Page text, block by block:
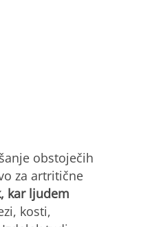
obstoječih
za artritične
kar ljudem
kosti,